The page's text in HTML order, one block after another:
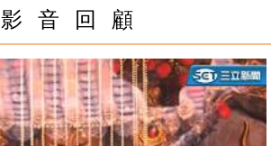
影 音 回 顧